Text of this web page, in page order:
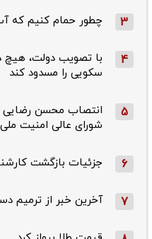
3 چطور حمام کنیم که
4
با تصویب دولت، هیچ
سکویی را مسدود کند
5
انتصاب محسن رضایی
شورای عالی امنیت ملی
6 جزئیات بازگشت
7 آخرین خبر از ترمیم